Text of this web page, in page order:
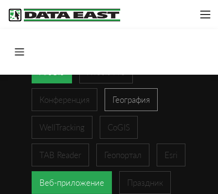
Конференция География
WellTracking CoGIS
TAB Reader Геопортал Esri
Веб-приложение Праздник